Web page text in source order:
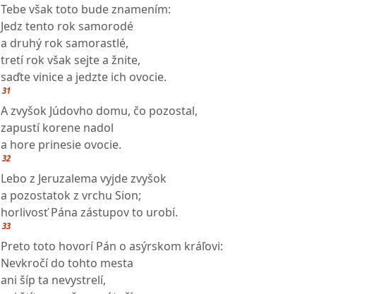
Tebe však toto bude znamením:
Jedz tento rok samorodé
a druhý rok samorastlé,
tretí rok však sejte a žnite,
saďte vinice a jedzte ich ovocie.
31
A zvyšok Júdovho domu, čo pozostal,
zapustí korene nadol
a hore prinesie ovocie.
32
Lebo z Jeruzalema vyjde zvyšok
a pozostatok z vrchu Sion;
horlivosť Pána zástupov to urobí.
33
Preto toto hovorí Pán o asýrskom kráľovi:
Nevkročí do tohto mesta
ani šíp ta nevystrelí,